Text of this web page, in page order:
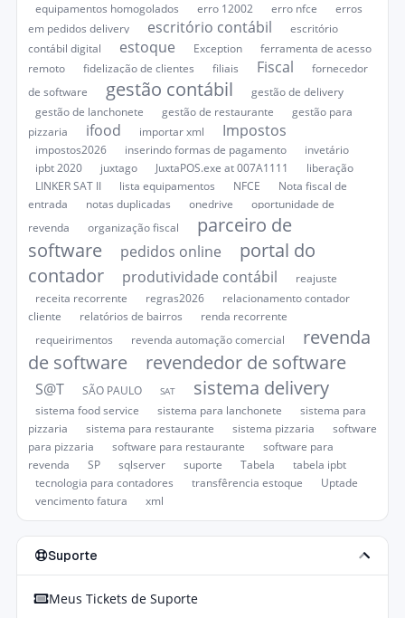
equipamentos homogolados
erro 12002 erro nfce
erros
em pedidos delivery
escritório contábil
escritório
contábil digital
estoque Exception
ferramenta de acesso
remoto
fidelização de clientes filiais Fiscal
fornecedor
de software
gestão contábil
gestão de delivery
gestão de lanchonete
gestão de restaurante
gestão para
pizzaria
ifood importar xml Impostos
impostos2026 inserindo formas de pagamento
invetário
ipbt 2020
juxtago JuxtaPOS.exe at 007A1111
liberação
LINKER SAT II
lista equipamentos NFCE
Nota fiscal de
entrada
notas duplicadas onedrive
oportunidade de
revenda
organização fiscal
parceiro de
software
pedidos online
portal do
contador
produtividade contábil
reajuste
receita recorrente
regras2026
relacionamento contador
cliente
relatórios de bairros
renda recorrente
requeirimentos
revenda automação comercial
revenda
de software
revendedor de software
S@T SÃO PAULO SAT sistema delivery
sistema food service sistema para lanchonete
sistema para
pizzaria
sistema para restaurante sistema pizzaria
software
para pizzaria
software para restaurante
software para
revenda
SP sqlserver suporte Tabela
tabela ipbt
tecnologia para contadores
transfêrencia estoque
Uptade
vencimento fatura
xml
Suporte
Meus Tickets de Suporte